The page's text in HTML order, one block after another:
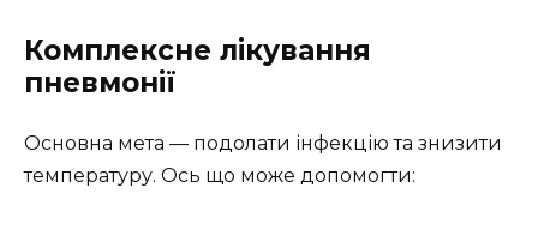
Комплексне лікування
пневмонії
Основна мета — подолати інфекцію та знизити
температуру. Ось що може допомогти: